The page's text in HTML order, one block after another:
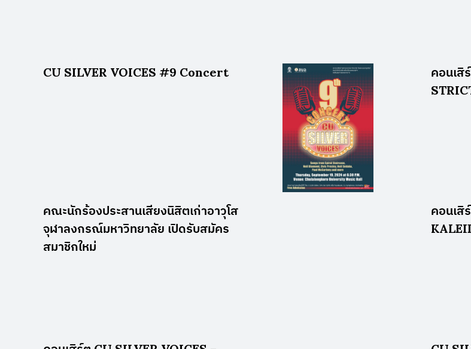
CU SILVER VOICES #9 Concert
คอนเสิ
คณะนักร้องประสานเสียงนิสิตเก่าอาวุโส
จุฬาลงกรณ์มหาวิทยาลัย เปิดรับสมัคร
สมาชิกใหม่
คอนเสิ